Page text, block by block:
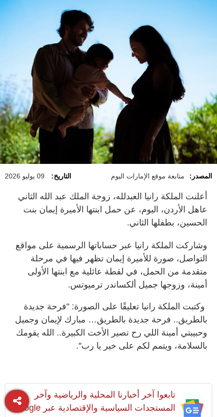
المصدر: متابعة موقع الإمارات اليوم التاريخ: 09 يوليو 2026
أعلنت الملكة رانيا العبدلله، زوجة الملك عبد الله الثاني
عاهل الأردن، اليوم، عن حمل ابنتها الأميرة إيمان بنت
الحسين، بطفلها الثاني.
وشاركت الملكة رانيا عبر حساباتها الرسمية على مواقع
التواصل، صورة للأميرة إيمان تظهر فيها في مرحلة
متقدمة من الحمل، في لقطة عائلية مع ابنتها الأولى
أمينة، وزوجها جميل ألكساندر ترميوتس.
وكتبت الملكة رانيا تعليقًا على الصورة: "فرحة جديدة
بالطريق.. فرحة جديدة بالطريق… مبارك لإيمان وجميل
وحبيبتي أمينة اللي رح تصير الأخت الكبيرة.. الله يقومك
بالسلامة، ويتمم لكم على خير يا رب".
تابعوا آخر أخبارنا المحلية والرياضية وآخر
المستجدات السياسية والإقتصادية عبر Google